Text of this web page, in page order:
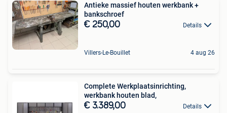
Antieke massief houten werkbank +
bankschroef
€ 250,00 Details
Villers-Le-Bouillet 4 aug 26
Complete Werkplaatsinrichting,
werkbank houten blad,
€ 3.389,00 Details